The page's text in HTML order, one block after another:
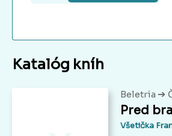
Katalóg kníh
Beletria ➔
Pred
Všetička